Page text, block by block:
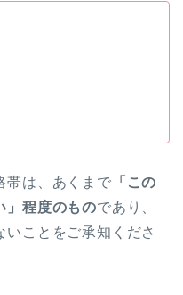
帯は、あくまで 「この
」程度のものであり、
ことをご承知くださ